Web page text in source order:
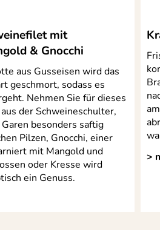
mit
& Gnocchi
aus Gusseisen wird das
geschmort, sodass es
Nehmen Sie für dieses
der Schweineschulter,
besonders saftig
Pilzen, Gnocchi, einer
mit Mangold und
oder Kresse wird
ein Genuss.
>